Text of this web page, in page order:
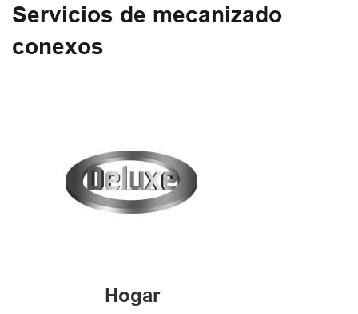
Servicios de mecanizado
conexos
Hogar